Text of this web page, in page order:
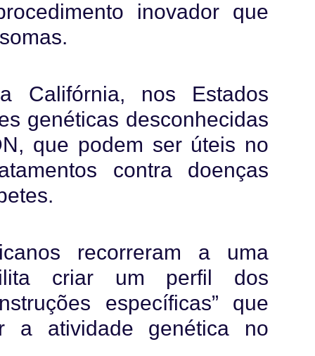
inovador que
Califórnia, nos Estados
genéticas desconhecidas
que podem ser úteis no
contra doenças
recorreram a uma
criar um perfil dos
específicas” que
a atividade genética no